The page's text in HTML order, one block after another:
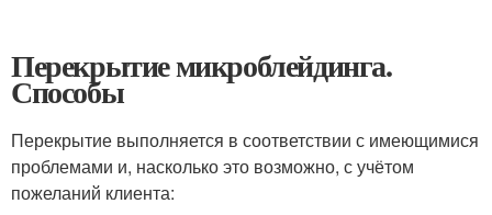
Перекрытие микроблейдинга.
Способы
Перекрытие выполняется в соответствии с имеющимися
проблемами и, насколько это возможно, с учётом
пожеланий клиента: